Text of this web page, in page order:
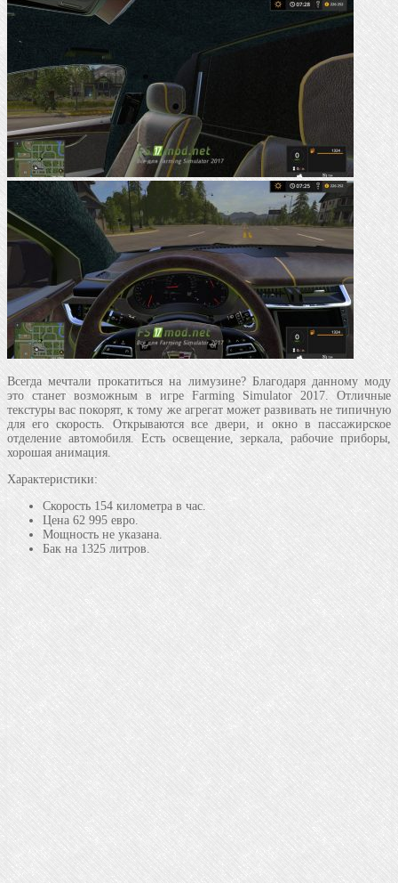
Всегда мечтали прокатиться на лимузине? Благодаря данному моду
это станет возможным в игре Farming Simulator 2017. Отличные
текстуры вас покорят, к тому же агрегат может развивать не типичную
для его скорость. Открываются все двери, и окно в пассажирское
отделение автомобиля. Есть освещение, зеркала, рабочие приборы,
хорошая анимация.
Характеристики:
Скорость 154 километра в час.
Цена 62 995 евро.
Мощность не указана.
Бак на 1325 литров.